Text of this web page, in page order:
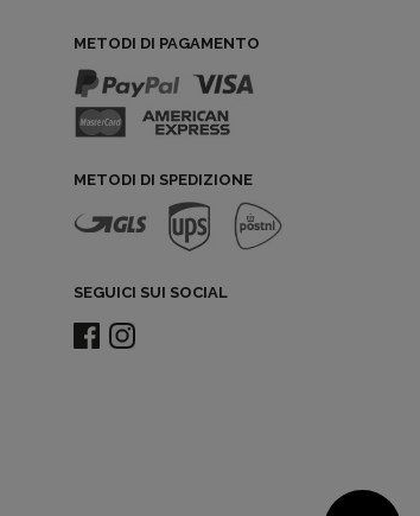
METODI DI PAGAMENTO
METODI DI SPEDIZIONE
SEGUICI SUI SOCIAL